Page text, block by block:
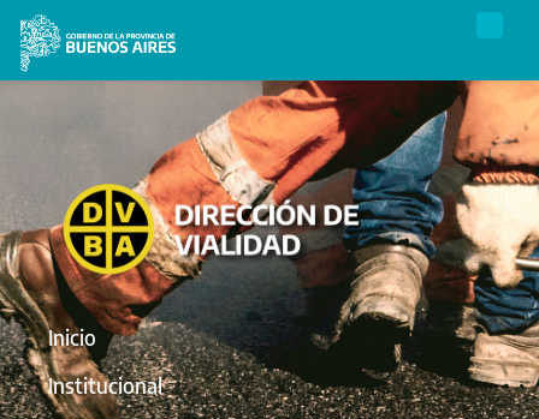
Inicio
Institucional